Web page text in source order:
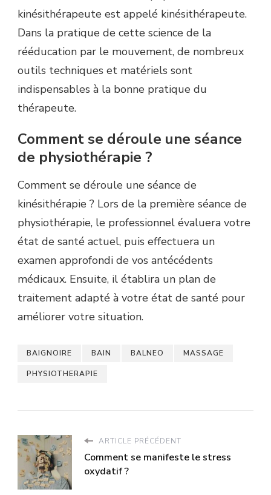
kinésithérapeute est appelé kinésithérapeute.
Dans la pratique de cette science de la
rééducation par le mouvement, de nombreux
outils techniques et matériels sont
indispensables à la bonne pratique du
thérapeute.
Comment se déroule une séance
de physiothérapie ?
Comment se déroule une séance de
kinésithérapie ? Lors de la première séance de
physiothérapie, le professionnel évaluera votre
état de santé actuel, puis effectuera un
examen approfondi de vos antécédents
médicaux. Ensuite, il établira un plan de
traitement adapté à votre état de santé pour
améliorer votre situation.
BAIGNOIRE BAIN BALNEO MASSAGE
PHYSIOTHERAPIE
ARTICLE PRÉCÉDENT
Comment se manifeste le stress
oxydatif ?